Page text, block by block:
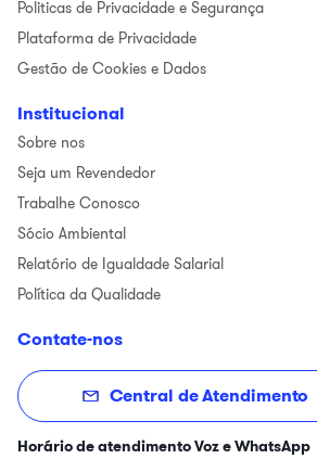
Politicas de Privacidade e Segurança
Plataforma de Privacidade
Gestão de Cookies e Dados
Institucional
Sobre nos
Seja um Revendedor
Trabalhe Conosco
Sócio Ambiental
Relatório de Igualdade Salarial
Política da Qualidade
Contate-nos
Central de Atendimento
Horário de atendimento Voz e WhatsApp